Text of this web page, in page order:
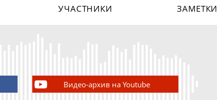
УЧАСТНИКИ ЗАМЕТКИ
Видео-архив на Youtube